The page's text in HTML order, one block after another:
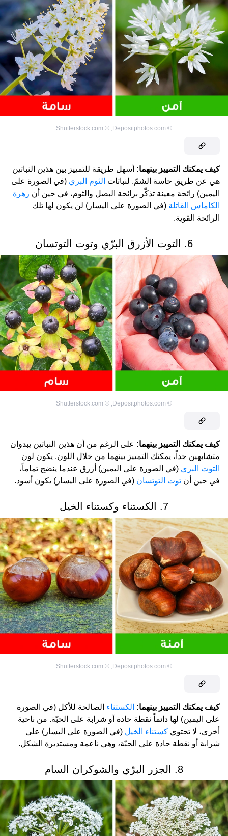
©
Depositphotos.com
,
©
Shutterstock.com
كيف يمكنك التمييز بينهما: أسهل طريقة للتمييز بين هذين النباتين
هي عن طريق حاسة الشمّ. لنباتات الثوم البري (في الصورة على
اليمين) رائحة معينة تذكّر برائحة البصل والثوم، في حين أن زهرة
الكاماس القاتلة (في الصورة على اليسار) لن يكون لها تلك
الرائحة القوية.
6. التوت الأزرق البرّي وتوت التوتسان
©
Depositphotos.com
,
©
Shutterstock.com
كيف يمكنك التمييز بينهما: على الرغم من أن هذين النباتين يبدوان
متشابهين جداً، يمكنك التمييز بينهما من خلال اللون. يكون لون
التوت البري (في الصورة على اليمين) أزرق عندما ينضج تماماً،
في حين أن توت التوتسان (في الصورة على اليسار) يكون أسود.
7. الكستناء وكستناء الخيل
©
Depositphotos.com
©
Shutterstock.com
كيف يمكنك التمييز بينهما: الكستناء الصالحة للأكل (في الصورة
على اليمين) لها دائماً نقطة حادة أو شرابة على الحبّة. من ناحية
أخرى، لا تحتوي كستناء الخيل (في الصورة على اليسار) على
شرابة أو نقطة حادة على الحبّة، وهي ناعمة ومستديرة الشكل.
8. الجزر البرّي والشوكران السام